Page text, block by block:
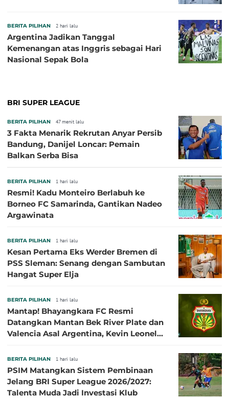
BERITA PILIHAN 2 hari lalu
Argentina Jadikan Tanggal
Kemenangan atas Inggris sebagai Hari
Nasional Sepak Bola
BRI SUPER LEAGUE
BERITA PILIHAN 47 menit lalu
3 Fakta Menarik Rekrutan Anyar Persib
Bandung, Danijel Loncar: Pemain
Balkan Serba Bisa
BERITA PILIHAN 1 hari lalu
Resmi! Kadu Monteiro Berlabuh ke
Borneo FC Samarinda, Gantikan Nadeo
Argawinata
BERITA PILIHAN 1 hari lalu
Kesan Pertama Eks Werder Bremen di
PSS Sleman: Senang dengan Sambutan
Hangat Super Elja
BERITA PILIHAN 1 hari lalu
Mantap! Bhayangkara FC Resmi
Datangkan Mantan Bek River Plate dan
Valencia Asal Argentina, Kevin Leonel
BERITA PILIHAN 1 hari lalu
PSIM Matangkan Sistem Pembinaan
Jelang BRI Super League 2026/2027:
Talenta Muda Jadi Investasi Klub